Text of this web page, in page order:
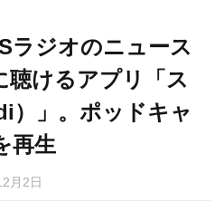
ラジオのニュース
聴けるアプリ「ス
）」。ポッドキャ
再生
月2日